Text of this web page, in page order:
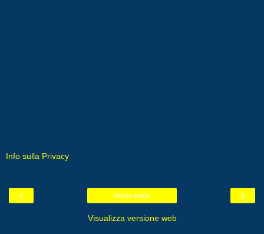
Info sulla Privacy
‹ ›
Home page
Visualizza versione web